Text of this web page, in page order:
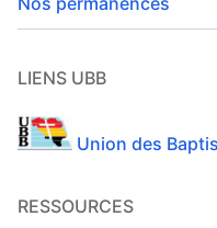
LIENS UBB
Union des
RESSOURCES